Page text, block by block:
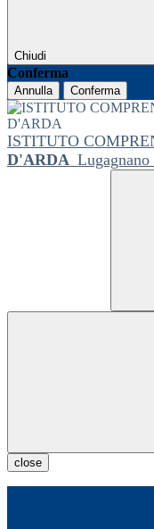
Chiudi
Conferma
Annulla Conferma
ISTITUTO
D'ARDA
close